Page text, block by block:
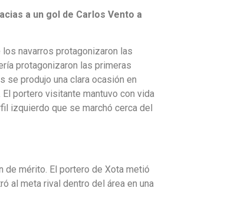
a un gol de Carlos Vento a
navarros protagonizaron las
protagonizaron las primeras
se produjo una clara ocasión en
portero visitante mantuvo con vida
izquierdo que se marchó cerca del
de mérito. El portero de Xota metió
al meta rival dentro del área en una